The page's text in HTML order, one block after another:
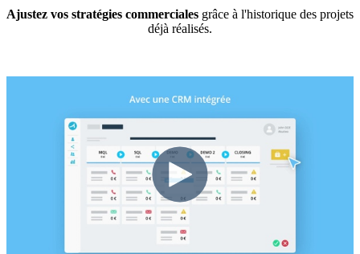
Ajustez vos stratégies commerciales grâce à l'historique des projets
déjà réalisés.